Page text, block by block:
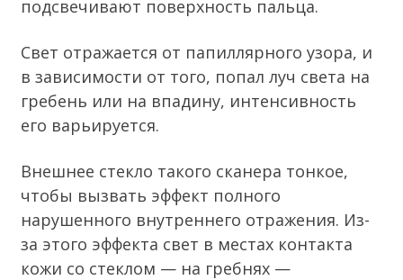
подсвечивают поверхность пальца.
Свет отражается от папиллярного узора, и
в зависимости от того, попал луч света на
гребень или на впадину, интенсивность
его варьируется.
Внешнее стекло такого сканера тонкое,
чтобы вызвать эффект полного
нарушенного внутреннего отражения. Из-
за этого эффекта свет в местах контакта
кожи со стеклом — на гребнях —